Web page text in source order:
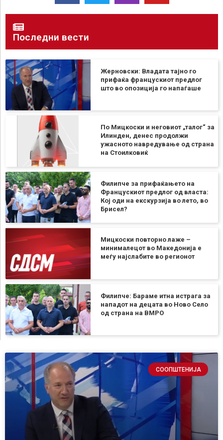
Последни вести
Жерновски: Владата тајно го
прифаќа францускиот предлог
што во опозиција го напаѓаше
По Мицкоски и неговиот „талог“ за
Илинден, денес продолжи
ужасното навредување од страна
на Стоилковиќ
Филипче за прифаќањето на
Францускиот предлог од власта:
Кој оди на екскурзија во лето, во
Брисел?
Мицкоски повторно лаже –
минималецот во Македонија е
меѓу најслабите во регионот
Филипче: Бараме итна истрага за
нападот на децата во Ново Село
од страна на ВМРО
СООПШТЕНИЈА